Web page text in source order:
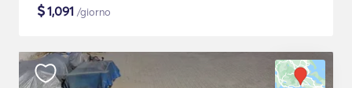
$1,091 /giorno